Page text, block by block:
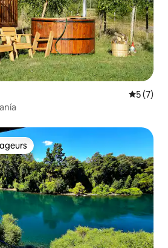
5 (7)
les plus appréciés